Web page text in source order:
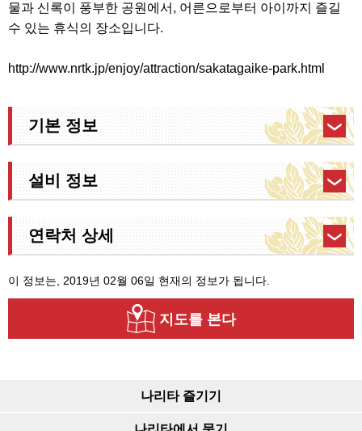
물과 신록이 풍부한 공원에서, 어른으로부터 아이까지 즐길
수 있는 휴식의 장소입니다.
http://www.nrtk.jp/enjoy/attraction/sakatagaike-park.html
기본 정보
설비 정보
연락처 상세
이 정보는, 2019년 02월 06일 현재의 정보가 됩니다.
지도를 본다
나리타 즐기기